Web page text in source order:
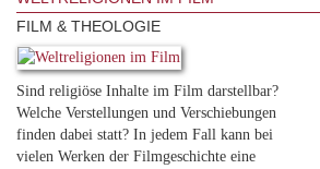
FILM & THEOLOGIE
Sind religiöse Inhalte im Film darstellbar?
Welche Verstellungen und Verschiebungen
finden dabei statt? In jedem Fall kann bei
vielen Werken der Filmgeschichte eine